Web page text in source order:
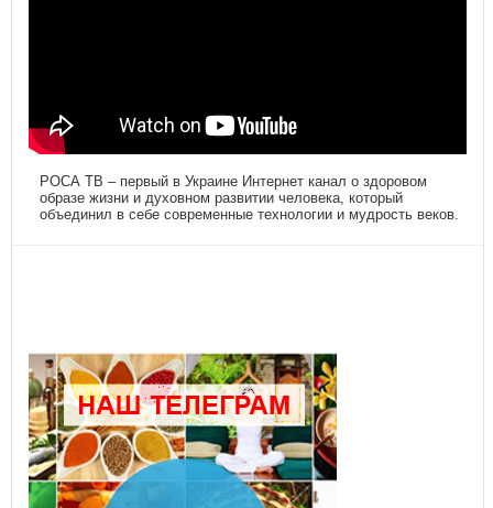
РОСА ТВ – первый в Украине Интернет канал о здоровом
образе жизни и духовном развитии человека, который
объединил в себе современные технологии и мудрость веков.